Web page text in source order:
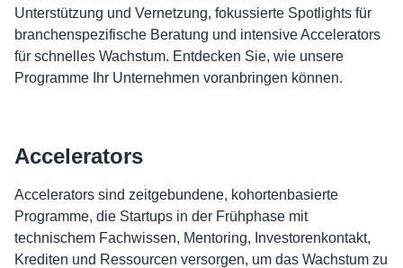
Unterstützung und Vernetzung, fokussierte Spotlights für
branchenspezifische Beratung und intensive Accelerators
für schnelles Wachstum. Entdecken Sie, wie unsere
Programme Ihr Unternehmen voranbringen können.
Accelerators
Accelerators sind zeitgebundene, kohortenbasierte
Programme, die Startups in der Frühphase mit
technischem Fachwissen, Mentoring, Investorenkontakt,
Krediten und Ressourcen versorgen, um das Wachstum zu